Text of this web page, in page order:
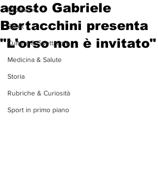
Cronache
Sport
Cultura & Spettacolo
Medicina & Salute
Storia
Rubriche & Curiosità
Sport in primo piano
agosto Gabriele
Bertacchini presenta
"L'orso non è invitato"